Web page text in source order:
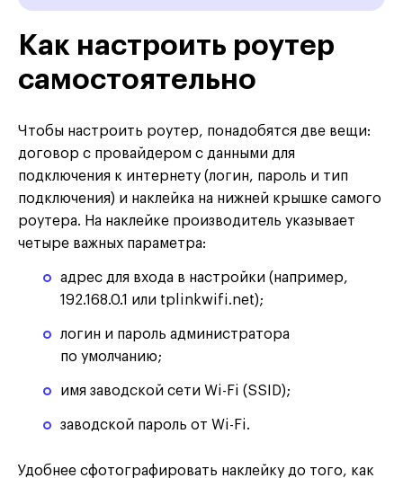
Как настроить роутер
самостоятельно
Чтобы настроить роутер, понадобятся две вещи:
договор с провайдером с данными для
подключения к интернету (логин, пароль и тип
подключения) и наклейка на нижней крышке самого
роутера. На наклейке производитель указывает
четыре важных параметра:
адрес для входа в настройки (например,
192.168.0.1 или tplinkwifi.net);
логин и пароль администратора
по умолчанию;
имя заводской сети Wi-Fi (SSID);
заводской пароль от Wi-Fi.
Удобнее сфотографировать наклейку до того, как